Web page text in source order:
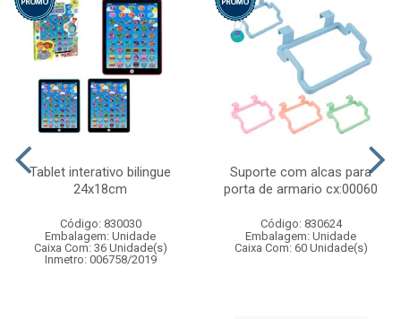
Tablet interativo bilingue
24x18cm
Código: 830030
Embalagem: Unidade
Caixa Com: 36 Unidade(s)
Inmetro: 006758/2019
Suporte com alcas para
porta de armario cx:00060
Código: 830624
Embalagem: Unidade
Caixa Com: 60 Unidade(s)